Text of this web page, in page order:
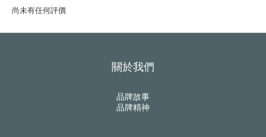
尚未有任何評價
關於我們
品牌故事
品牌精神